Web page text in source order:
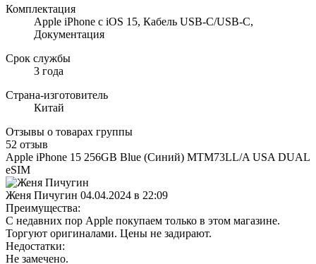
Комплектация
Apple iPhone с iOS 15, Кабель USB‑C/USB‑C,
Документация
Срок службы
3 года
Страна-изготовитель
Китай
Отзывы о товарах группы
52 отзыв
Apple iPhone 15 256GB Blue (Синий) MTM73LL/A USA DUAL
eSIM
Женя Пичугин 04.04.2024 в 22:09
Преимущества:
С недавних пор Apple покупаем только в этом магазине.
Торгуют оригиналами. Цены не задирают.
Недостатки:
Не замечено.